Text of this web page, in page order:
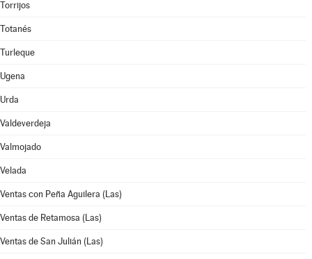
Torrijos
Totanés
Turleque
Ugena
Urda
Valdeverdeja
Valmojado
Velada
Ventas con Peña Aguilera (Las)
Ventas de Retamosa (Las)
Ventas de San Julián (Las)